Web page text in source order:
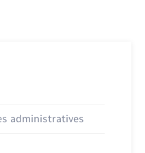
administratives